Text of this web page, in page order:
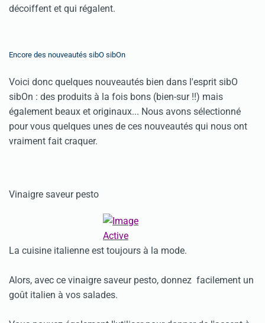
décoiffent et qui régalent.
Encore des nouveautés sibO sibOn
Voici donc quelques nouveautés bien dans l'esprit sibO
sibOn : des produits à la fois bons (bien-sur !!) mais
également beaux et originaux... Nous avons sélectionné
pour vous quelques unes de ces nouveautés qui nous ont
vraiment fait craquer.
Vinaigre saveur pesto
La cuisine italienne est toujours à la mode.
Alors, avec ce vinaigre saveur pesto, donnez facilement un
goût italien à vos salades.